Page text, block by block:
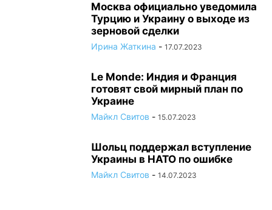
Москва официально уведомила
Турцию и Украину о выходе из
зерновой сделки
Ирина Жаткина - 17.07.2023
Le Monde: Индия и Франция
готовят свой мирный план по
Украине
Майкл Свитов - 15.07.2023
Шольц поддержал вступление
Украины в НАТО по ошибке
Майкл Свитов - 14.07.2023